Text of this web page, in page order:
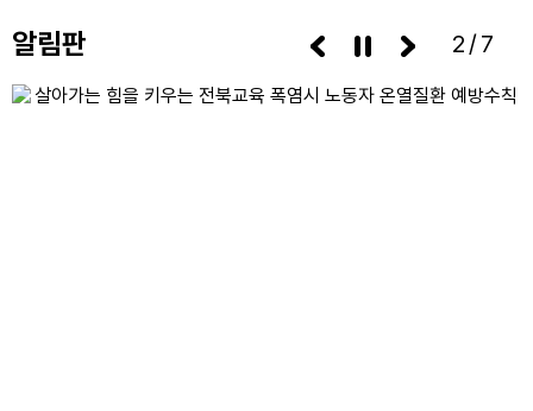
알림판 3/7